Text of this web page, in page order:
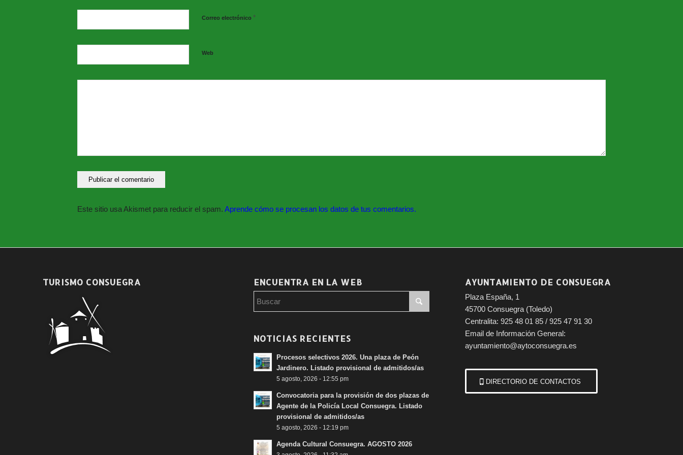
Información e Inscripciones
Correo electrónico *
Web
Este sitio usa Akismet para reducir el spam. Aprende cómo se procesan los datos de tus comentarios.
TURISMO CONSUEGRA ENCUENTRA EN LA WEB
NOTICIAS RECIENTES
Procesos selectivos 2026. Una plaza de Peón
Jardinero. Listado provisional de admitidos/as
5 agosto, 2026 - 12:55 pm
Convocatoria para la provisión de dos plazas de
Agente de la Policía Local Consuegra. Listado
provisional de admitidos/as
5 agosto, 2026 - 12:19 pm
Agenda Cultural Consuegra. AGOSTO 2026
AYUNTAMIENTO DE CONSUEGRA
Plaza España, 1
45700 Consuegra (Toledo)
Centralita: 925 48 01 85 / 925 47 91 30
Email de Información General:
ayuntamiento@aytoconsuegra.es
DIRECTORIO DE CONTACTOS